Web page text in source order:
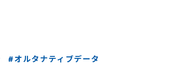
#オルタナティブデータ